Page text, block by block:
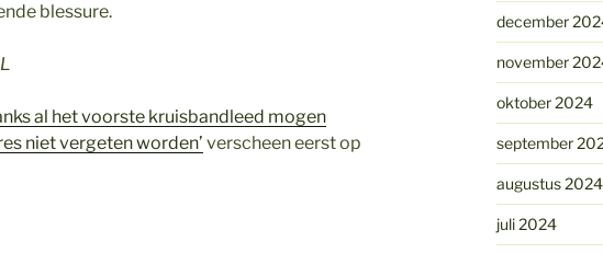
blessure.
al het voorste kruisbandleed mogen
niet vergeten worden’ verscheen eerst op
december
november
oktober 2024
september
augustus 2024
juli 2024